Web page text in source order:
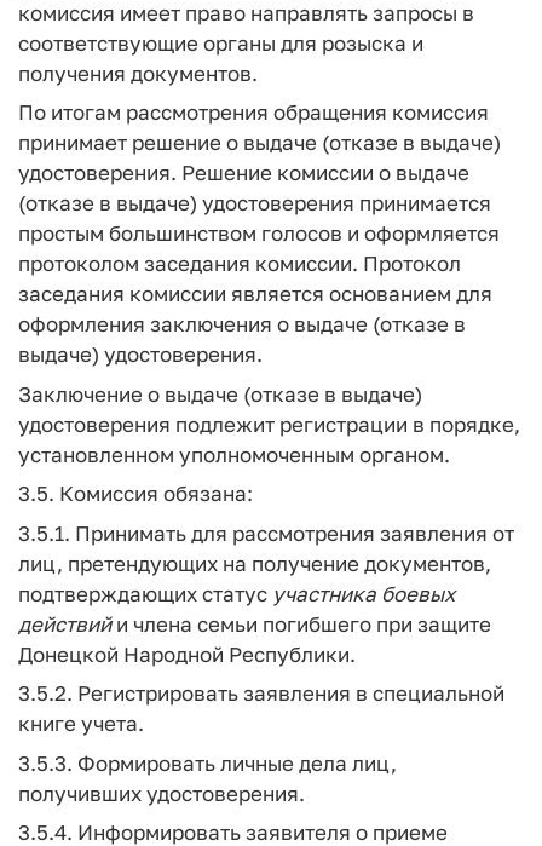
комиссия имеет право направлять запросы в
соответствующие органы для розыска и
получения документов.
По итогам рассмотрения обращения комиссия
принимает решение о выдаче (отказе в выдаче)
удостоверения. Решение комиссии о выдаче
(отказе в выдаче) удостоверения принимается
простым большинством голосов и оформляется
протоколом заседания комиссии. Протокол
заседания комиссии является основанием для
оформления заключения о выдаче (отказе в
выдаче) удостоверения.
Заключение о выдаче (отказе в выдаче)
удостоверения подлежит регистрации в порядке,
установленном уполномоченным органом.
3.5. Комиссия обязана:
3.5.1. Принимать для рассмотрения заявления от
лиц, претендующих на получение документов,
подтверждающих статус участника боевых
действийи члена семьи погибшего при защите
Донецкой Народной Республики.
3.5.2. Регистрировать заявления в специальной
книге учета.
3.5.3. Формировать личные дела лиц,
получивших удостоверения.
3.5.4. Информировать заявителя о приеме